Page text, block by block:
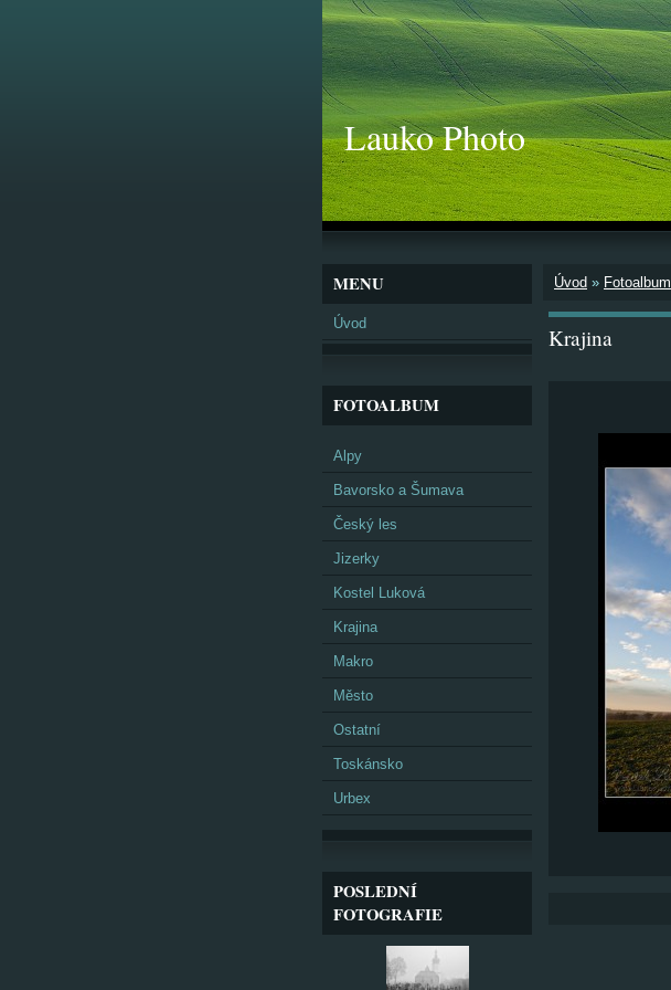
Lauko Photo
Úvod » Fotoalbum
Krajina
MENU
Úvod
FOTOALBUM
Alpy
Bavorsko a Šumava
Český les
Jizerky
Kostel Luková
Krajina
Makro
Město
Ostatní
Toskánsko
Urbex
POSLEDNÍ
FOTOGRAFIE